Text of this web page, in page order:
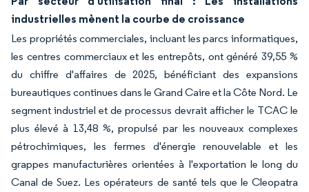
industrielles mènent la courbe de croissance
Les propriétés commerciales, incluant les parcs informatiques,
les centres commerciaux et les entrepôts, ont généré 39,55 %
du chiffre d'affaires de 2025, bénéficiant des expansions
bureautiques continues dans le Grand Caire et la Côte Nord. Le
segment industriel et de processus devrait afficher le TCAC le
plus élevé à 13,48 %, propulsé par les nouveaux complexes
pétrochimiques, les fermes d'énergie renouvelable et les
grappes manufacturières orientées à l'exportation le long du
Canal de Suez. Les opérateurs de santé tels que le Cleopatra